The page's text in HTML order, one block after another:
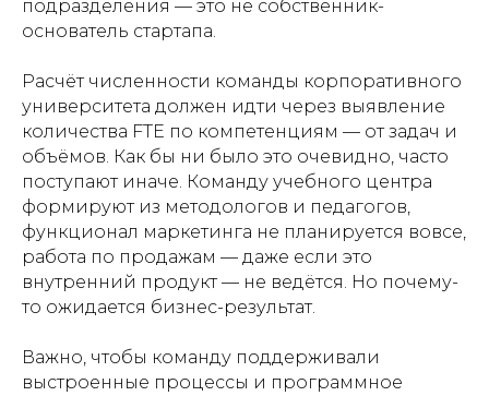
подразделения — это не собственник-
основатель стартапа.
Расчёт численности команды корпоративного
университета должен идти через выявление
количества FTE по компетенциям — от задач и
объёмов. Как бы ни было это очевидно, часто
поступают иначе. Команду учебного центра
формируют из методологов и педагогов,
функционал маркетинга не планируется вовсе,
работа по продажам — даже если это
внутренний продукт — не ведётся. Но почему-
то ожидается бизнес-результат.
Важно, чтобы команду поддерживали
выстроенные процессы и программное